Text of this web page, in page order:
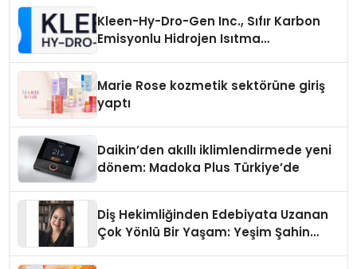
Kleen-Hy-Dro-Gen Inc., Sıfır Karbon
Emisyonlu Hidrojen Isıtma
Marie Rose kozmetik sektörüne giriş
yaptı
Daikin’den akıllı iklimlendirmede yeni
dönem: Madoka Plus Türkiye’de
Diş Hekimliğinden Edebiyata Uzanan
Çok Yönlü Bir Yaşam: Yeşim Şahin